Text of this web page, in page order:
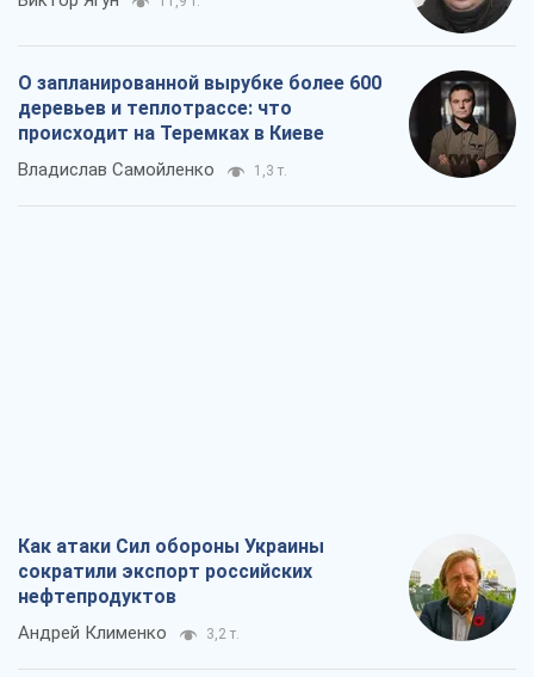
О запланированной вырубке более 600
деревьев и теплотрассе: что
происходит на Теремках в Киеве
Владислав Самойленко 1,3 т.
Как атаки Сил обороны Украины
сократили экспорт российских
нефтепродуктов
Андрей Клименко 3,2 т.